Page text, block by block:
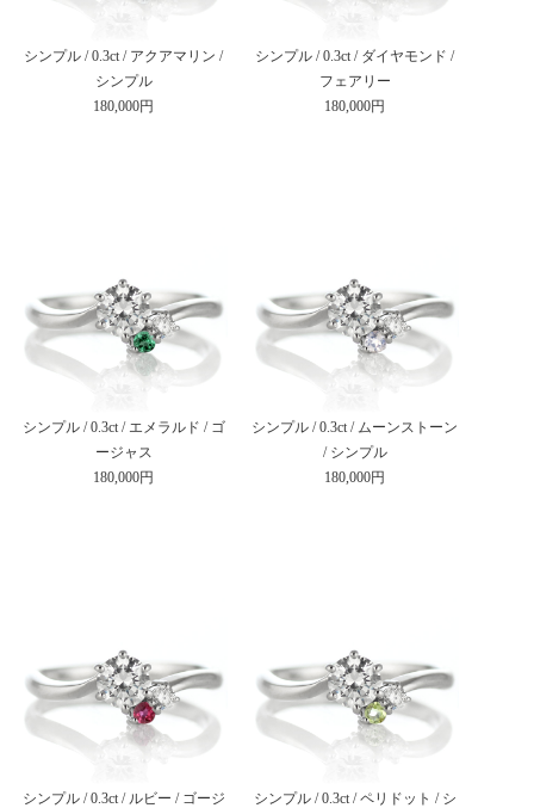
シンプル / 0.3ct / アクアマリン /
シンプル
180,000円
シンプル / 0.3ct / ダイヤモンド /
フェアリー
180,000円
シンプル / 0.3ct / エメラルド / ゴ
ージャス
180,000円
シンプル / 0.3ct / ムーンストーン
/ シンプル
180,000円
シンプル / 0.3ct / ルビー / ゴージ
シンプル / 0.3ct / ペリドット / シ